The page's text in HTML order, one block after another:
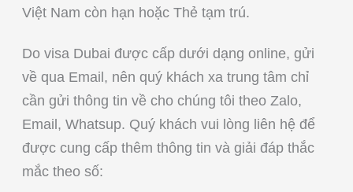
Việt Nam còn hạn hoặc Thẻ tạm trú.
Do visa Dubai được cấp dưới dạng online, gửi
về qua Email, nên quý khách xa trung tâm chỉ
cần gửi thông tin về cho chúng tôi theo Zalo,
Email, Whatsup. Quý khách vui lòng liên hệ để
được cung cấp thêm thông tin và giải đáp thắc
mắc theo số: